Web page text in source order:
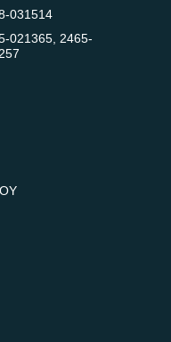
031514
021365, 2465-